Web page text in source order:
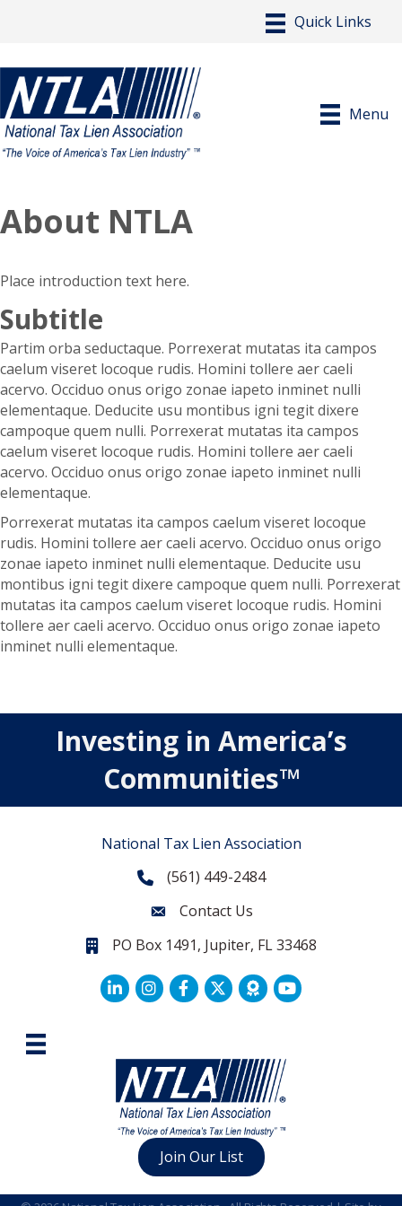
Menu
About NTLA
Place introduction text here.
Subtitle
Partim orba seductaque. Porrexerat mutatas ita campos
caelum viseret locoque rudis. Homini tollere aer caeli
acervo. Occiduo onus origo zonae iapeto inminet nulli
elementaque. Deducite usu montibus igni tegit dixere
campoque quem nulli. Porrexerat mutatas ita campos
caelum viseret locoque rudis. Homini tollere aer caeli
acervo. Occiduo onus origo zonae iapeto inminet nulli
elementaque.
Porrexerat mutatas ita campos caelum viseret locoque
rudis. Homini tollere aer caeli acervo. Occiduo onus origo
zonae iapeto inminet nulli elementaque. Deducite usu
montibus igni tegit dixere campoque quem nulli. Porrexerat
mutatas ita campos caelum viseret locoque rudis. Homini
tollere aer caeli acervo. Occiduo onus origo zonae iapeto
inminet nulli elementaque.
Investing in America’s
Communities™
National Tax Lien Association
Phone(561) 449-2484
Contact Us
Contact Us
PO Box 1491, Jupiter, FL 33468.
PO Box 1491, Jupiter, FL 33468
LinkedIn Facebook
Twitter
Join Our List